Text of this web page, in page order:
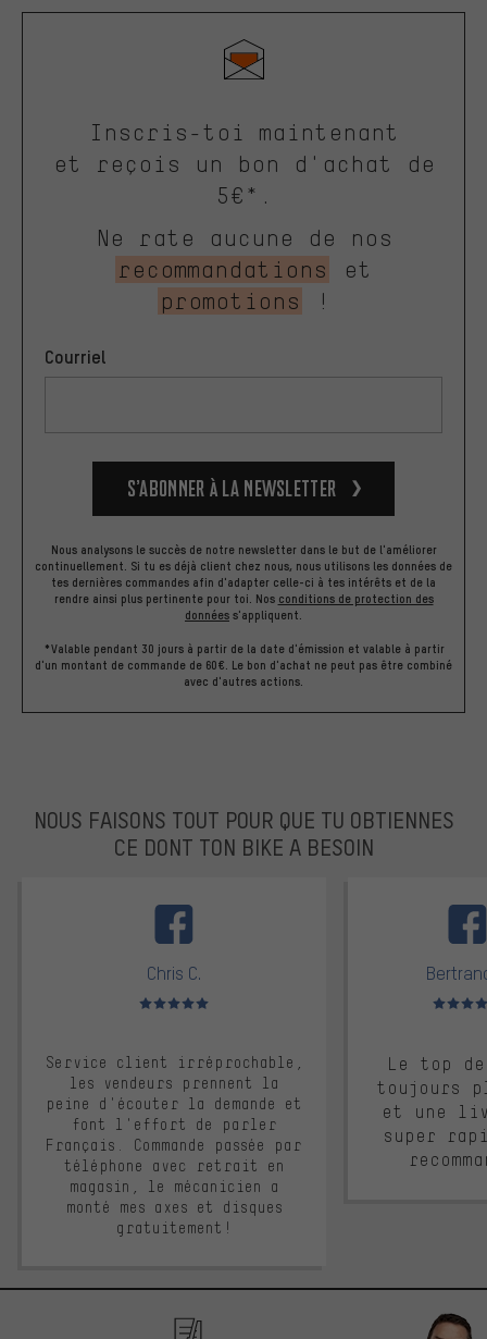
Inscris-toi maintenant
et reçois un bon d'achat de
5€*.
Ne rate aucune de nos
recommandations
et
promotions
!
Courriel
S’abonner à la newsletter
Nous analysons le succès de notre newsletter dans le but de l'améliorer
continuellement. Si tu es déjà client chez nous, nous utilisons les données de
tes dernières commandes afin d'adapter celle-ci à tes intérêts et de la
rendre ainsi plus pertinente pour toi. Nos conditions de protection des
données s'appliquent.
*Valable pendant 30 jours à partir de la date d'émission et valable à partir
d'un montant de commande de 60€. Le bon d'achat ne peut pas être combiné
avec d'autres actions.
NOUS FAISONS TOUT POUR QUE TU OBTIENNES
CE DONT TON BIKE A BESOIN
Chris C.
Note moyenne : 5 sur 5
Service client irréprochable,
les vendeurs prennent la
peine d'écouter la demande et
font l'effort de parler
Français. Commande passée par
téléphone avec retrait en
magasin, le mécanicien a
monté mes axes et disques
gratuitement!
Note
Le top
toujours
et une
super